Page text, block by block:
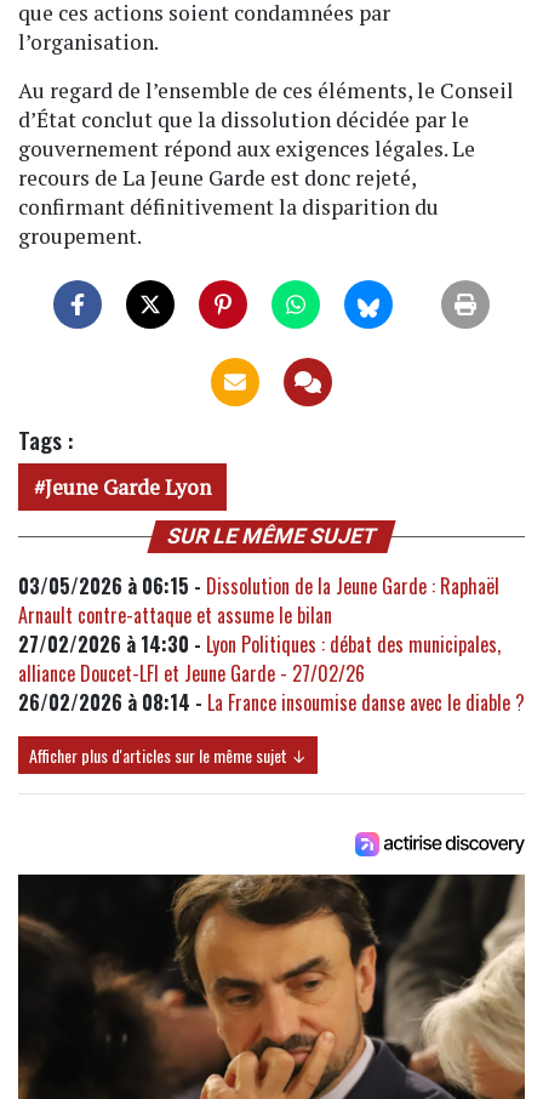
que ces actions soient condamnées par
l’organisation.
Au regard de l’ensemble de ces éléments, le Conseil
d’État conclut que la dissolution décidée par le
gouvernement répond aux exigences légales. Le
recours de La Jeune Garde est donc rejeté,
confirmant définitivement la disparition du
groupement.
Tags :
Jeune Garde Lyon
SUR LE MÊME SUJET
03/05/2026 à 06:15 - Dissolution de la Jeune Garde : Raphaël
Arnault contre-attaque et assume le bilan
27/02/2026 à 14:30 - Lyon Politiques : débat des municipales,
alliance Doucet-LFI et Jeune Garde - 27/02/26
26/02/2026 à 08:14 - La France insoumise danse avec le diable ?
Afficher plus d'articles sur le même sujet ↓